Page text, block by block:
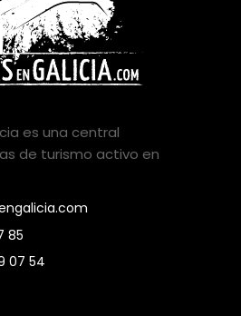
es una central
de turismo activo en
85
07 54